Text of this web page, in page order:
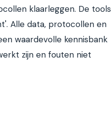
klaarleggen. De tools
Alle data, protocollen en
waardevolle kennisbank
zijn en fouten niet